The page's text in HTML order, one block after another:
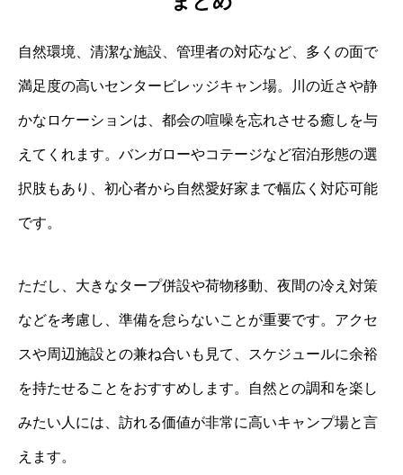
自然環境、清潔な施設、管理者の対応など、多くの面で
満足度の高いセンタービレッジキャン場。川の近さや静
かなロケーションは、都会の喧噪を忘れさせる癒しを与
えてくれます。バンガローやコテージなど宿泊形態の選
択肢もあり、初心者から自然愛好家まで幅広く対応可能
です。
ただし、大きなタープ併設や荷物移動、夜間の冷え対策
などを考慮し、準備を怠らないことが重要です。アクセ
スや周辺施設との兼ね合いも見て、スケジュールに余裕
を持たせることをおすすめします。自然との調和を楽し
みたい人には、訪れる価値が非常に高いキャンプ場と言
えます。